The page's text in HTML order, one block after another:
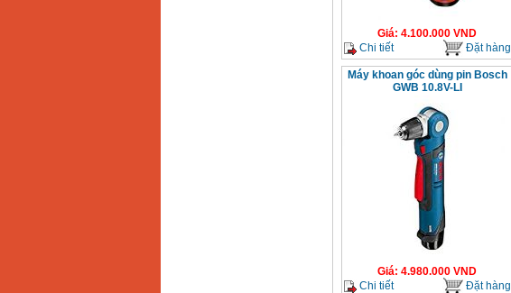
Giá: 4.100.000 VND
Chi tiết
Đặt hàng
Máy khoan góc dùng pin Bosch
GWB 10.8V-LI
Giá: 4.980.000 VND
Chi tiết
Đặt hàng